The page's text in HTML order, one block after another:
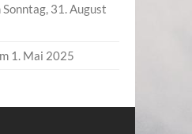
31. August
1. Mai 2025